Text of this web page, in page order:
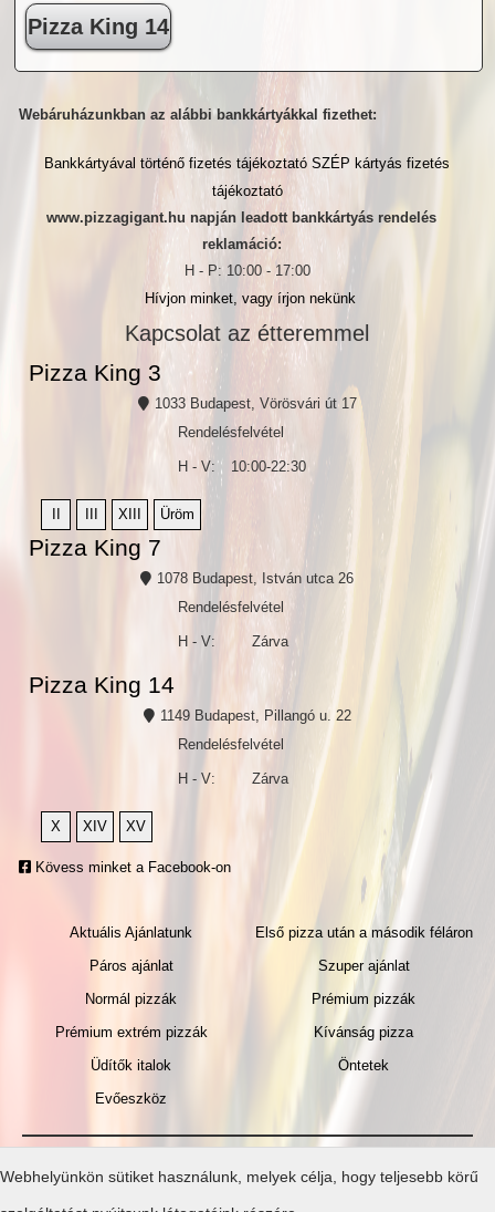
Webhelyünkön sütiket használunk, melyek célja, hogy teljesebb körű
Pizza King 14
Webáruházunkban az alábbi bankkártyákkal fizethet:
Bankkártyával történő fizetés tájékoztató SZÉP kártyás fizetés
tájékoztató
www.pizzagigant.hu napján leadott bankkártyás rendelés
reklamáció:
H - P: 10:00 - 17:00
Hívjon minket, vagy írjon nekünk
Kapcsolat az étteremmel
Pizza King 3
1033 Budapest, Vörösvári út 17
Rendelésfelvétel
H - V: 10:00-22:30
XIII Üröm
Pizza King 7
1078 Budapest, István utca 26
Rendelésfelvétel
H - V: Zárva
Pizza King 14
1149 Budapest, Pillangó u. 22
Rendelésfelvétel
H - V: Zárva
X XIV XV
Kövess minket a Facebook-on
Aktuális Ajánlatunk
Első pizza után a második féláron
Páros ajánlat
Szuper ajánlat
Normál pizzák
Prémium pizzák
Prémium extrém pizzák
Kívánság pizza
Üdítők italok
Öntetek
Evőeszköz
szerződési
ismételt